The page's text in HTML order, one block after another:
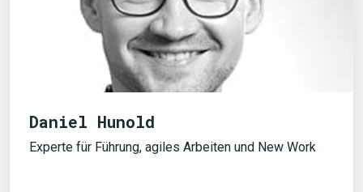
Daniel Hunold
Experte für Führung, agiles Arbeiten und New Work